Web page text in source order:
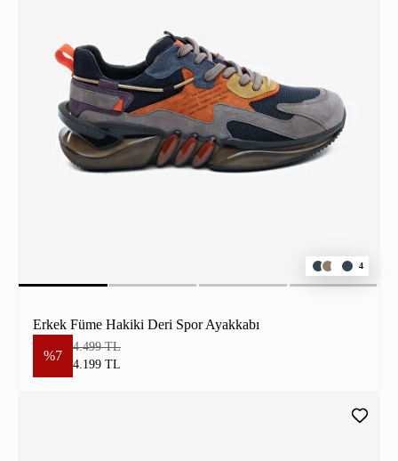
4
Erkek Füme Hakiki Deri Spor Ayakkabı
%7
4.499 TL
4.199 TL